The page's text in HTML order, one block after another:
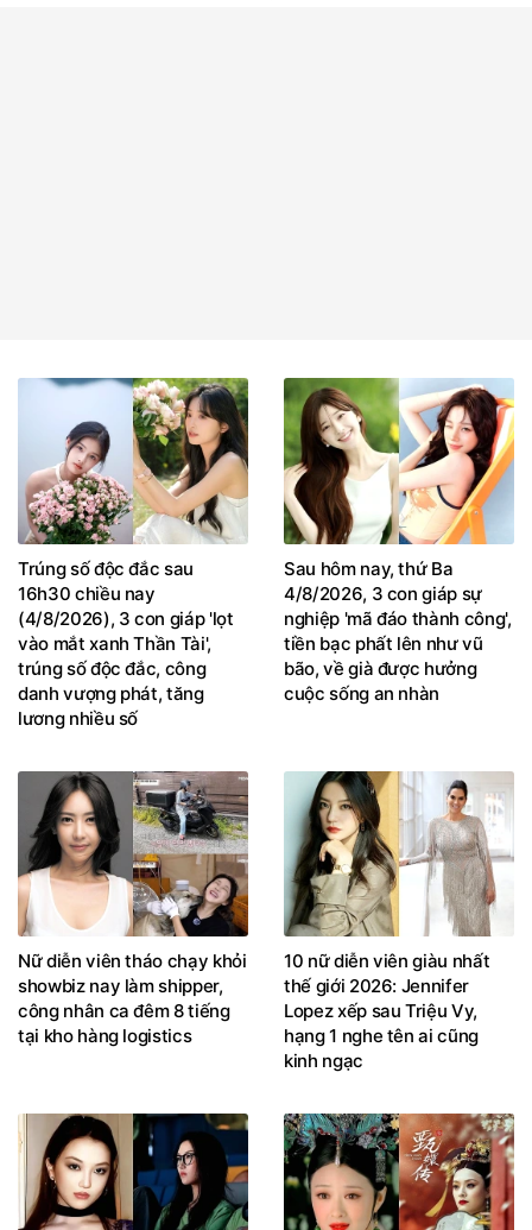
Trúng số độc đắc sau
16h30 chiều nay
(4/8/2026), 3 con giáp 'lọt
vào mắt xanh Thần Tài',
trúng số độc đắc, công
danh vượng phát, tăng
lương nhiều số
Sau hôm nay, thứ Ba
4/8/2026, 3 con giáp sự
nghiệp 'mã đáo thành công',
tiền bạc phất lên như vũ
bão, về già được hưởng
cuộc sống an nhàn
Nữ diễn viên tháo chạy khỏi
showbiz nay làm shipper,
công nhân ca đêm 8 tiếng
tại kho hàng logistics
10 nữ diễn viên giàu nhất
thế giới 2026: Jennifer
Lopez xếp sau Triệu Vy,
hạng 1 nghe tên ai cũng
kinh ngạc